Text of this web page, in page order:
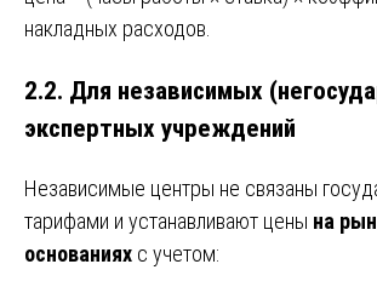
накладных расходов.
2.2. Для независимых
экспертных учреждений
Независимые центры не связаны
тарифами и устанавливают цены на
основаниях с учетом: